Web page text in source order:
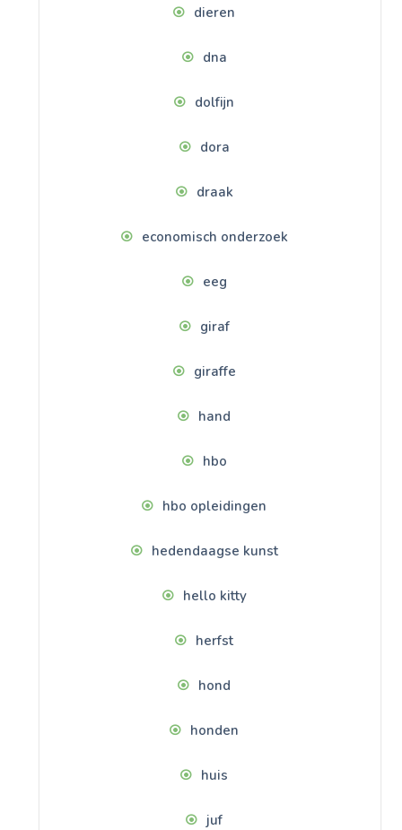
dieren
dna
dolfijn
dora
draak
economisch onderzoek
eeg
giraf
giraffe
hand
hbo
hbo opleidingen
hedendaagse kunst
hello kitty
herfst
hond
honden
huis
juf